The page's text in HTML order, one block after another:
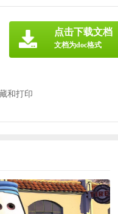
和打印
点击下载文档
文档为doc格式